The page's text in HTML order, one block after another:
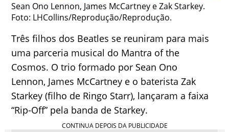
Sean Ono Lennon, James McCartney e Zak Starkey.
Foto: LHCollins/Reprodução/Reprodução.
Três filhos dos Beatles se reuniram para mais
uma parceria musical do Mantra of the
Cosmos. O trio formado por Sean Ono
Lennon, James McCartney e o baterista Zak
Starkey (filho de Ringo Starr), lançaram a faixa
“Rip-Off” pela banda de Starkey.